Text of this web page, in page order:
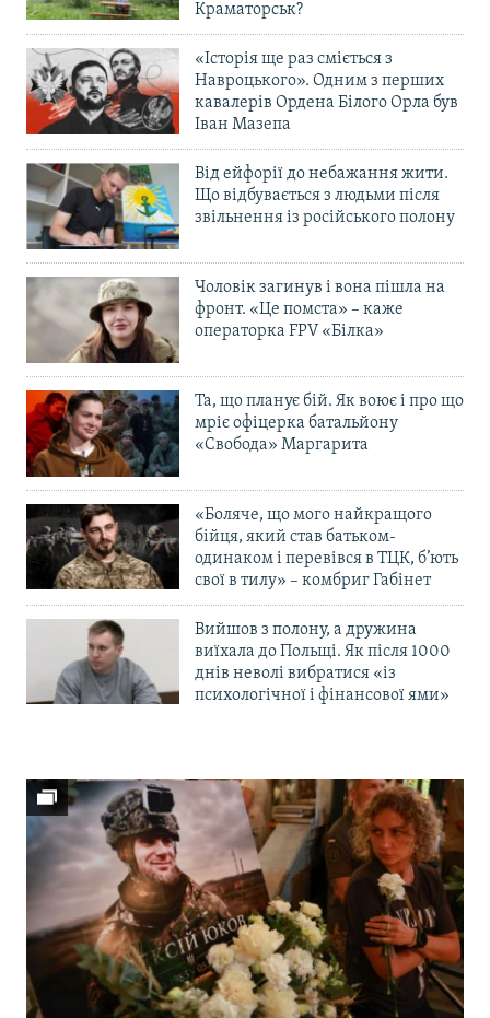
Краматорськ?
«Історія ще раз сміється з
Навроцького». Одним з перших
кавалерів Ордена Білого Орла був
Іван Мазепа
Від ейфорії до небажання жити.
Що відбувається з людьми після
звільнення із російського полону
Чоловік загинув і вона пішла на
фронт. «Це помста» – каже
операторка FPV «Білка»
Та, що планує бій. Як воює і про що
мріє офіцерка батальйону
«Свобода» Маргарита
«Боляче, що мого найкращого
бійця, який став батьком-
одинаком і перевівся в ТЦК, б’ють
свої в тилу» – комбриг Габінет
Вийшов з полону, а дружина
виїхала до Польщі. Як після 1000
днів неволі вибратися «із
психологічної і фінансової ями»